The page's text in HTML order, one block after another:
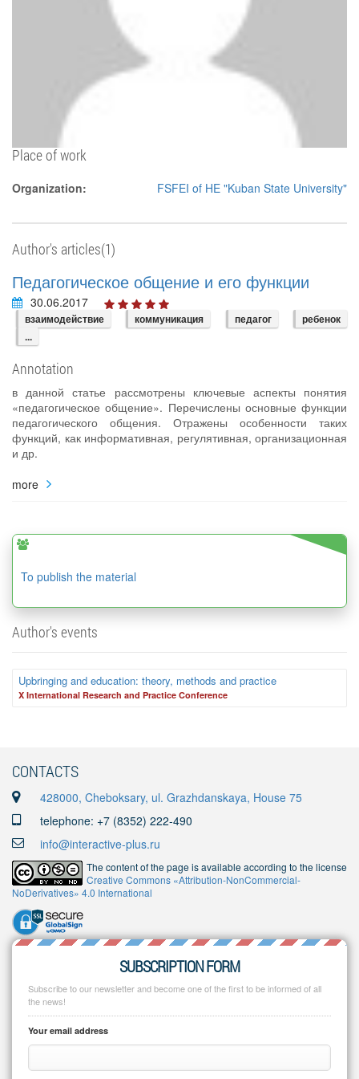
Place of work
Organization: FSFEI of HE "Kuban State University"
Author's articles(1)
Педагогическое общение и его функции
30.06.2017
взаимодействие коммуникация педагог
ребенок
...
Annotation
в данной статье рассмотрены ключевые аспекты понятия
«педагогическое общение». Перечислены основные функции
педагогического общения. Отражены особенности таких
функций, как информативная, регулятивная, организационная
и др.
more
To publish the material
Author's events
Upbringing and education: theory, methods and practice
X International Research and Practice Conference
CONTACTS
428000, Cheboksary, ul. Grazhdanskaya, House 75
telephone: +7 (8352) 222-490
info@interactive-plus.ru
The content of the page is available according to the license
Creative Commons «Attribution-NonCommercial-
NoDerivatives» 4.0 International
SUBSCRIPTION FORM
Subscribe to our newsletter and become one of the first to be informed of all
the news!
Your email address